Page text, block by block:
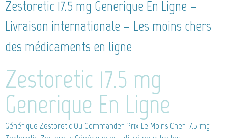
Zestoretic 17.5 mg Generique En Ligne –
Livraison internationale – Les moins chers
des médicaments en ligne
Zestoretic 17.5 mg
Generique En Ligne
Générique Zestoretic Ou Commander Prix Le Moins Cher 17.5 mg